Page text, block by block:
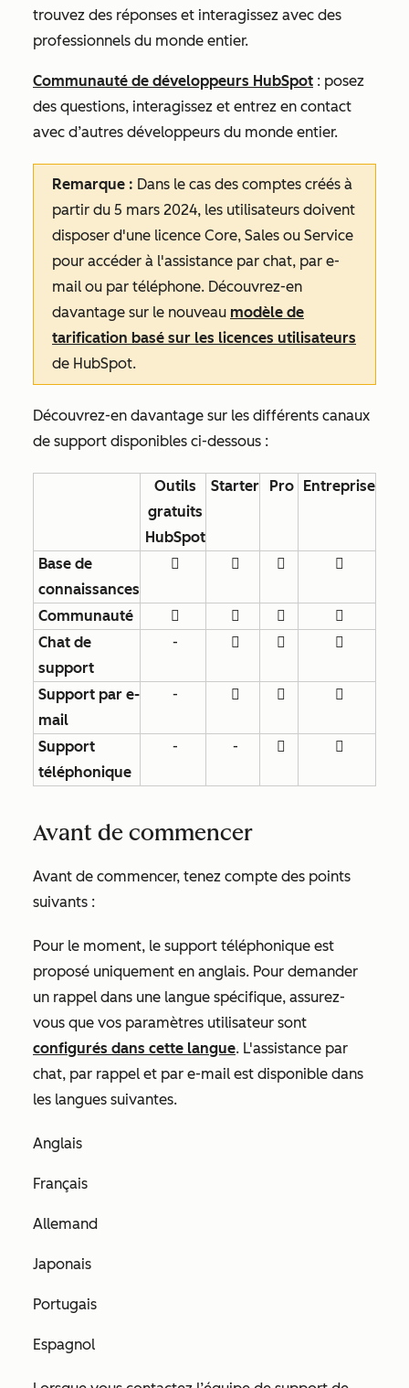
trouvez des réponses et interagissez avec des
professionnels du monde entier.
Communauté de développeurs HubSpot : posez
des questions, interagissez et entrez en contact
avec d’autres développeurs du monde entier.
Remarque : Dans le cas des comptes créés à
partir du 5 mars 2024, les utilisateurs doivent
disposer d'une licence Core, Sales ou Service
pour accéder à l'assistance par chat, par e-
mail ou par téléphone. Découvrez-en
davantage sur le nouveau modèle de
tarification basé sur les licences utilisateurs
de HubSpot.
Découvrez-en davantage sur les différents canaux
de support disponibles ci-dessous :
Outils
gratuits
HubSpot
Starter Pro Entreprise
Base de
connaissances
   
Communauté   

Chat de
support
-   
Support par e-
mail
-   
Support
téléphonique
- -  
Avant de commencer
Avant de commencer, tenez compte des points
suivants :
Pour le moment, le support téléphonique est
proposé uniquement en anglais. Pour demander
un rappel dans une langue spécifique, assurez-
vous que vos paramètres utilisateur sont
configurés dans cette langue. L'assistance par
chat, par rappel et par e-mail est disponible dans
les langues suivantes.
Anglais
Français
Allemand
Japonais
Portugais
Espagnol